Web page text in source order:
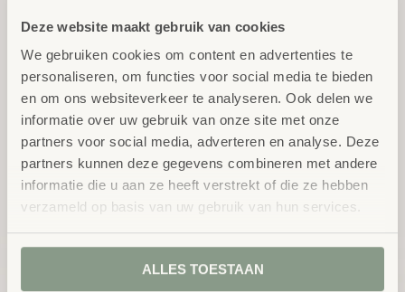
Deze website maakt gebruik van cookies
We gebruiken cookies om content en advertenties te
personaliseren, om functies voor social media te bieden
en om ons websiteverkeer te analyseren. Ook delen we
informatie over uw gebruik van onze site met onze
partners voor social media, adverteren en analyse. Deze
partners kunnen deze gegevens combineren met andere
informatie die u aan ze heeft verstrekt of die ze hebben
verzameld op basis van uw gebruik van hun services.
ALLES TOESTAAN
Weer stempel set-12
€ 23,77
excl.
BTW
Reuzen Stempel Kussens
€20,18 excl.